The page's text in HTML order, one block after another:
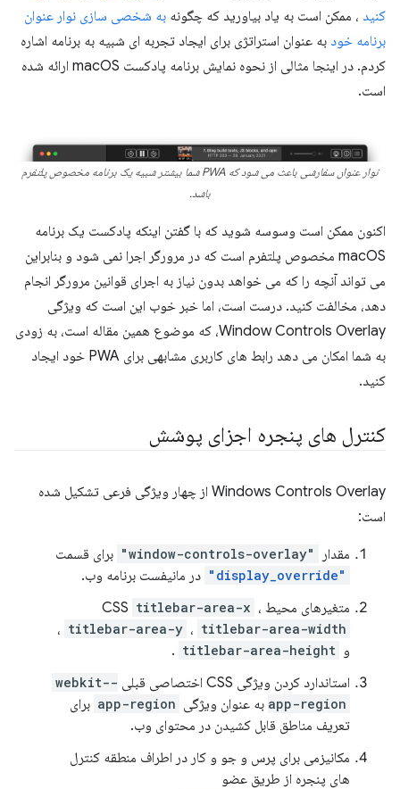
کنید ، ممکن است به یاد بیاورید که چگونه به شخصی سازی نوار عنوان
برنامه خود به عنوان استراتژی برای ایجاد تجربه ای شبیه به برنامه اشاره
کردم. در اینجا مثالی از نحوه نمایش برنامه پادکست macOS ارائه شده
است.
نوار عنوان سفارشی باعث می شود که PWA شما بیشتر شبیه یک برنامه مخصوص پلتفرم
باشد.
اکنون ممکن است وسوسه شوید که با گفتن اینکه پادکست یک برنامه
macOS مخصوص پلتفرم است که در مرورگر اجرا نمی شود و بنابراین
می تواند آنچه را که می خواهد بدون نیاز به اجرای قوانین مرورگر انجام
دهد، مخالفت کنید. درست است، اما خبر خوب این است که ویژگی
Window Controls Overlay، که موضوع همین مقاله است، به زودی
به شما امکان می دهد رابط های کاربری مشابهی برای PWA خود ایجاد
کنید.
کنترل های پنجره اجزای پوشش
Windows Controls Overlay از چهار ویژگی فرعی تشکیل شده
است:
مقدار "window-controls-overlay" برای قسمت
"display_override"
در مانیفست برنامه وب.
متغیرهای محیط CSS
titlebar-area-x ،
titlebar-area-y ، titlebar-area-width
،
و titlebar-area-height
.
استاندارد کردن ویژگی CSS اختصاصی قبلی
-webkit-
app-region به عنوان ویژگی app-region برای
تعریف مناطق قابل کشیدن در محتوای وب.
مکانیزمی برای پرس و جو و کار در اطراف منطقه کنترل
های پنجره از طریق عضو